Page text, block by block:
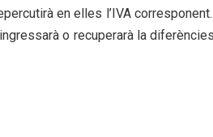
en elles l’IVA
o recuperarà la